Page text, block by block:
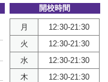
開校時間
月
12:30-21:30
火
12:30-21:30
水
12:30-21:30
木
12:30-21:30